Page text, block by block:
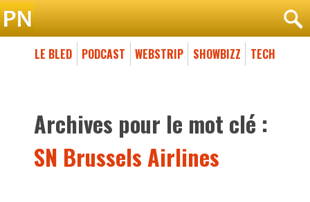
LE BLED PODCAST WEBSTRIP SHOWBIZZ TECH
Archives pour le mot clé :
SN Brussels Airlines